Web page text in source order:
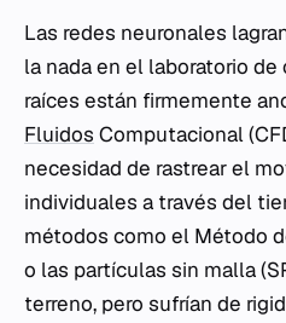
Las redes neuronales
la nada en el laboratorio de
raíces están firmemente
Fluidos Computacional
necesidad de rastrear el
individuales a través del
métodos como el Método
o las partículas sin malla
terreno, pero sufrían de